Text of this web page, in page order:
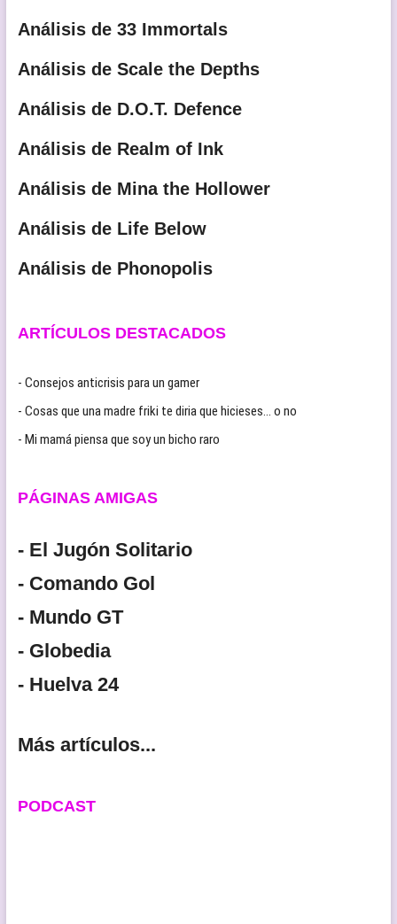
Análisis de 33 Immortals
Análisis de Scale the Depths
Análisis de D.O.T. Defence
Análisis de Realm of Ink
Análisis de Mina the Hollower
Análisis de Life Below
Análisis de Phonopolis
ARTÍCULOS DESTACADOS
- Consejos anticrisis para un gamer
- Cosas que una madre friki te diria que hicieses… o no
- Mi mamá piensa que soy un bicho raro
PÁGINAS AMIGAS
- El Jugón Solitario
- Comando Gol
- Mundo GT
- Globedia
- Huelva 24
Más artículos...
PODCAST